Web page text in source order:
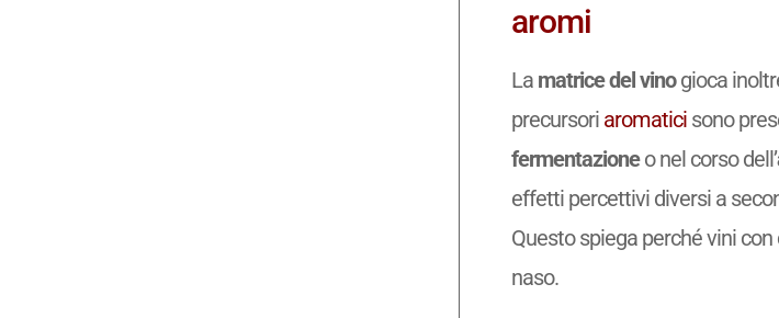
aromi
La matrice del vinogioca
precursori aromaticisono
fermentazioneo nel corso dell’
effetti percettivi diversi a
Questo spiega perché vini
naso.